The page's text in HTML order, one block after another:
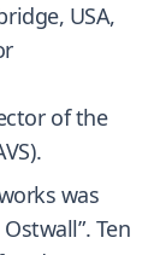
USA,
of the
was
Ten